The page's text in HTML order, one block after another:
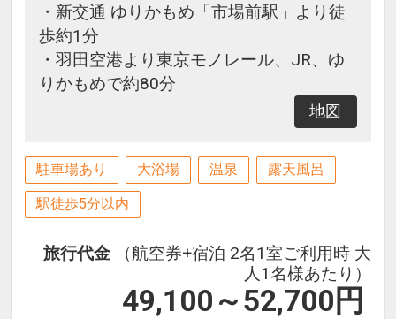
・新交通 ゆりかもめ「市場前駅」より徒
歩約1分
・羽田空港より東京モノレール、JR、ゆ
りかもめで約80分
地図
駐車場あり 大浴場 温泉 露天風呂
駅徒歩5分以内
旅行代金
（航空券+宿泊 2名1室ご利用時 大
人1名様あたり）
49,100～52,700 円